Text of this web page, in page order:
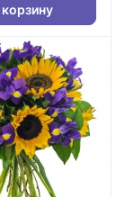
корзину